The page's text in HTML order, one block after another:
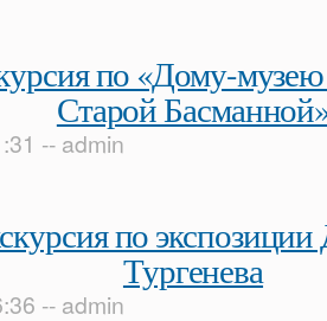
белый: эпоха в зеркале судьбы»
по «Дому-
Старой
-- admin
по «дому-музею в. л. пушкина на
по
Тургенева
-- admin